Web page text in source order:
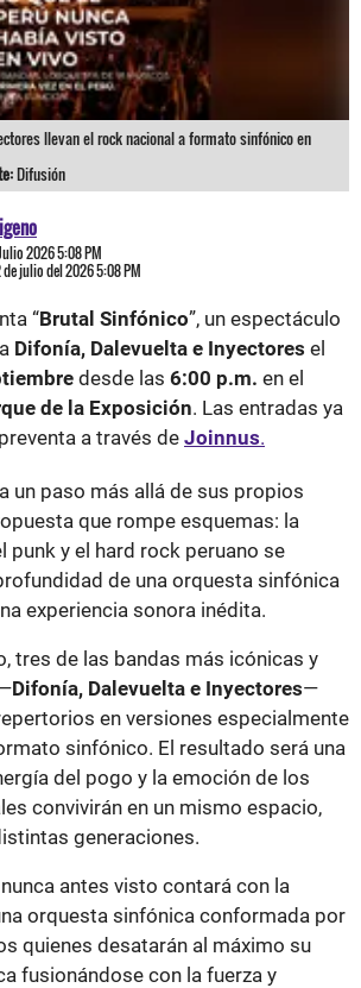
llevan el rock nacional a formato sinfónico en
Difusión
2026 5:08 PM
julio del 2026 5:08 PM
“Brutal Sinfónico”, un espectáculo
Difonía, Dalevuelta e Inyectores el
desde las 6:00 p.m. en el
de la Exposición. Las entradas ya
a través de Joinnus.
un paso más allá de sus propios
que rompe esquemas: la
punk y el hard rock peruano se
de una orquesta sinfónica
experiencia sonora inédita.
tres de las bandas más icónicas y
Difonía, Dalevuelta e Inyectores—
en versiones especialmente
sinfónico. El resultado será una
del pogo y la emoción de los
convivirán en un mismo espacio,
generaciones.
antes visto contará con la
orquesta sinfónica conformada por
quienes desatarán al máximo su
fusionándose con la fuerza y